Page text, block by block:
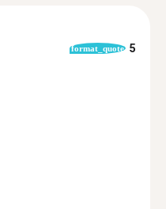
format_quote 5